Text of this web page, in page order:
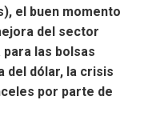
el buen momento
del sector
las bolsas
del dólar, la crisis
por parte de